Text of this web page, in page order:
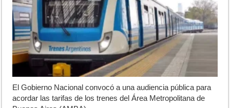
El Gobierno Nacional convocó a una audiencia pública para
acordar las tarifas de los trenes del Área Metropolitana de